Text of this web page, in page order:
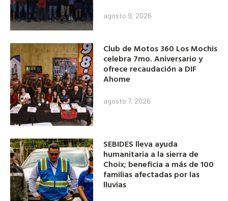
agosto 9, 2026
Club de Motos 360 Los Mochis
celebra 7mo. Aniversario y
ofrece recaudación a DIF
Ahome
agosto 7, 2026
SEBIDES lleva ayuda
humanitaria a la sierra de
Choix; beneficia a más de 100
familias afectadas por las
lluvias